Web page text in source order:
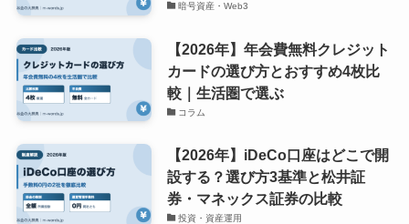
暗号資産・Web3
【2026年】年会費無料クレジット
カードの選び方とおすすめ4枚比
較｜生活圏で選ぶ
コラム
【2026年】iDeCo口座はどこで開
設する？選び方3基準と松井証
券・マネックス証券の比較
投資・資産運用